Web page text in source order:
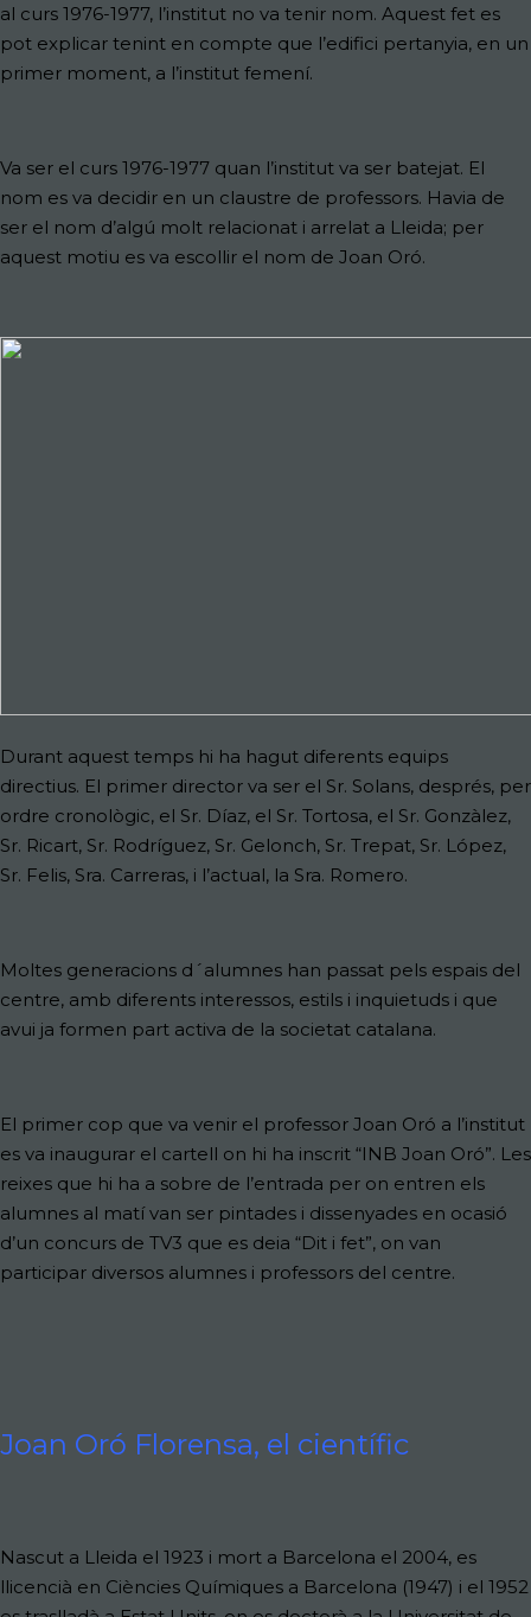
al curs 1976-1977, l’institut no va tenir nom. Aquest fet es
pot explicar tenint en compte que l’edifici pertanyia, en un
primer moment, a l’institut femení.
Va ser el curs 1976-1977 quan l’institut va ser batejat. El
nom es va decidir en un claustre de professors. Havia de
ser el nom d’algú molt relacionat i arrelat a Lleida; per
aquest motiu es va escollir el nom de Joan Oró.
Durant aquest temps hi ha hagut diferents equips
directius. El primer director va ser el Sr. Solans, després, per
ordre cronològic, el Sr. Díaz, el Sr. Tortosa, el Sr. Gonzàlez,
Sr. Ricart, Sr. Rodríguez, Sr. Gelonch, Sr. Trepat, Sr. López,
Sr. Felis, Sra. Carreras, i l’actual, la Sra. Romero.
Moltes generacions d´alumnes han passat pels espais del
centre, amb diferents interessos, estils i inquietuds i que
avui ja formen part activa de la societat catalana.
El primer cop que va venir el professor Joan Oró a l’institut
es va inaugurar el cartell on hi ha inscrit “INB Joan Oró”. Les
reixes que hi ha a sobre de l’entrada per on entren els
alumnes al matí van ser pintades i dissenyades en ocasió
d’un concurs de TV3 que es deia “Dit i fet”, on van
participar diversos alumnes i professors del centre.
Joan Oró Florensa, el científic
Nascut a Lleida el 1923 i mort a Barcelona el 2004, es
llicencià en Ciències Químiques a Barcelona (1947) i el 1952